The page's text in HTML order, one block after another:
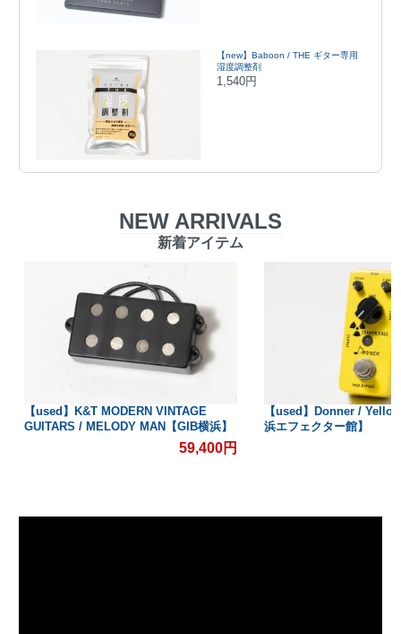
【new】Baboon / THE ギター専用
湿度調整剤
1,540円
NEW ARRIVALS
新着アイテム
【used】K&T MODERN VINTAGE
GUITARS / MELODY MAN【GIB横浜】
59,400円
【used】Donner /
浜エフェクター館】